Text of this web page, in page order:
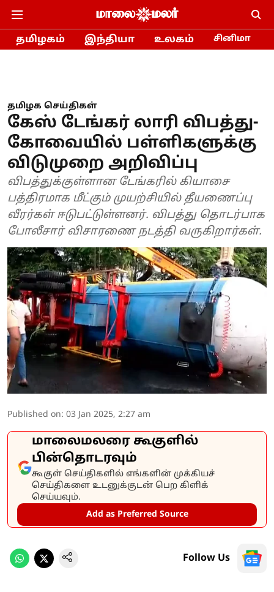
தமிழகம் இந்தியா உலகம் சினிமா
தமிழக செய்திகள்
கேஸ் டேங்கர் லாரி விபத்து-
கோவையில் பள்ளிகளுக்கு
விடுமுறை அறிவிப்பு
விபத்துக்குள்ளான டேங்கரில் கியாசை
பத்திரமாக மீட்கும் முயற்சியில் தீயணைப்பு
வீரர்கள் ஈடுபட்டுள்ளனர். விபத்து தொடர்பாக
போலீசார் விசாரணை நடத்தி வருகிறார்கள்.
Published on: 03 Jan 2025, 2:27 am
மாலைமலரை கூகுளில்
பின்தொடரவும்
கூகுள் செய்திகளில் எங்களின் முக்கியச்
செய்திகளை உடனுக்குடன் பெற கிளிக்
செய்யவும்.
Add as Preferred Source
Follow Us